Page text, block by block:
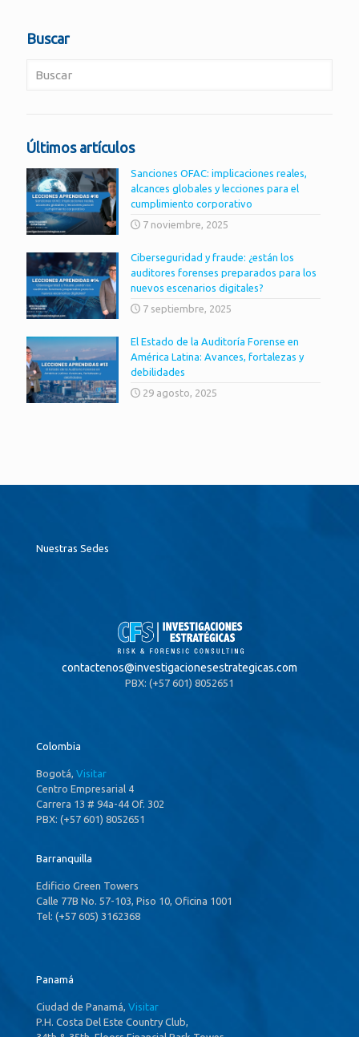
Buscar
Últimos artículos
Sanciones OFAC: implicaciones reales,
alcances globales y lecciones para el
cumplimiento corporativo
7 noviembre, 2025
Ciberseguridad y fraude: ¿están los
auditores forenses preparados para los
nuevos escenarios digitales?
7 septiembre, 2025
El Estado de la Auditoría Forense en
América Latina: Avances, fortalezas y
debilidades
29 agosto, 2025
Nuestras Sedes
contactenos@investigacionesestrategicas.com
PBX: (+57 601) 8052651
Colombia
Bogotá, Visitar
Centro Empresarial 4
Carrera 13 # 94a-44 Of. 302
PBX: (+57 601) 8052651
Barranquilla
Edificio Green Towers
Calle 77B No. 57-103, Piso 10, Oficina 1001
Tel: (+57 605) 3162368
Panamá
Ciudad de Panamá, Visitar
P.H. Costa Del Este Country Club,